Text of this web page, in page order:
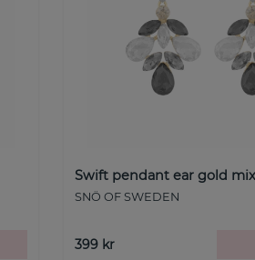
Swift pendant ear gold
SNÖ OF SWEDEN
399 kr